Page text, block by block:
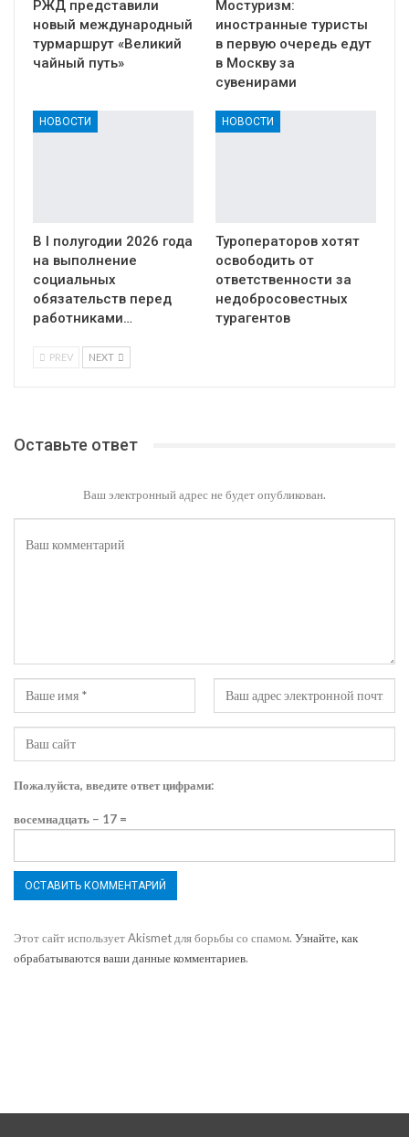
РЖД представили
новый международный
турмаршрут «Великий
чайный путь»
Мостуризм:
иностранные туристы
в первую очередь едут
в Москву за
сувенирами
НОВОСТИ
В I полугодии 2026 года
на выполнение
социальных
обязательств перед
работниками…
НОВОСТИ
Туроператоров хотят
освободить от
ответственности за
недобросовестных
турагентов
PREV NEXT
Оставьте ответ
Ваш электронный адрес не будет опубликован.
Пожалуйста, введите ответ цифрами:
восемнадцать − 17 =
Этот сайт использует Akismet для борьбы со спамом. Узнайте, как
обрабатываются ваши данные комментариев.